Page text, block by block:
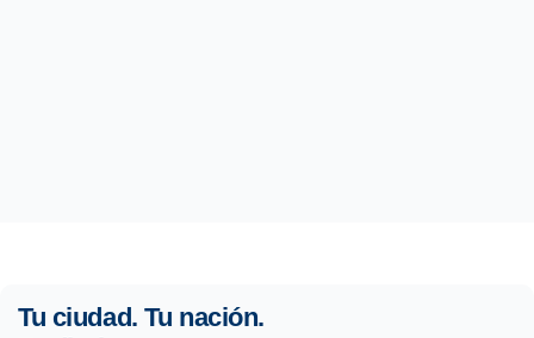
Tu ciudad. Tu nación.